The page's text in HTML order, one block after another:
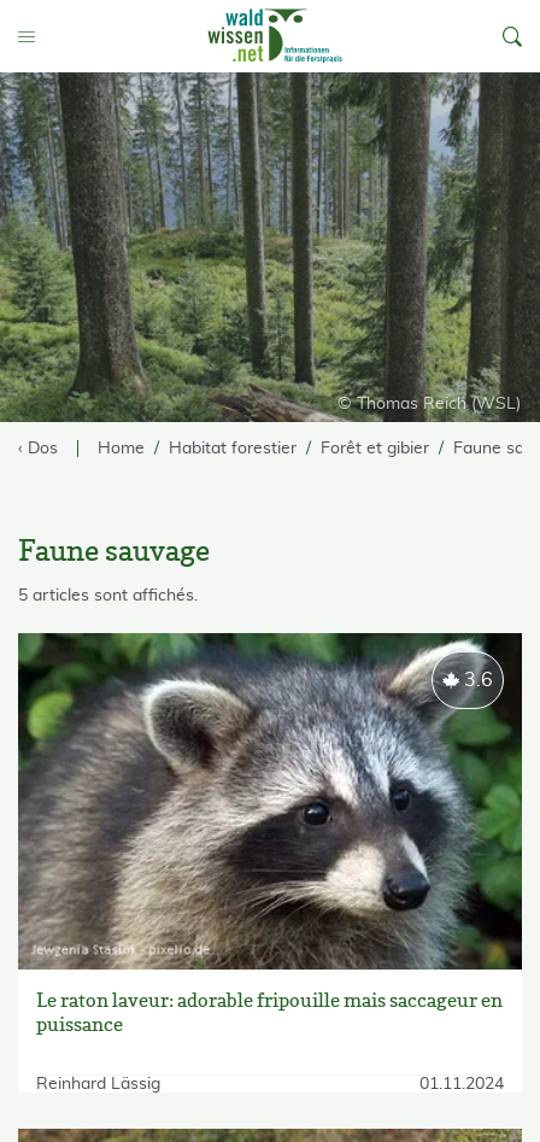
Toggle Menu
© Thomas Reich (WSL)
‹ Dos Home Habitat forestier Forêt et gibier Faune
Faune sauvage
skip List
5 articles sont affichés.
Le raton laveur: adorable fripouille mais saccageur en
puissance
Reinhard Lässig 01.11.2024
3.6